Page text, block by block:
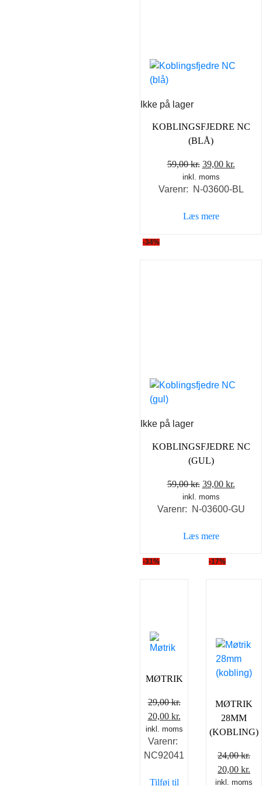
Ikke på lager
KOBLINGSFJEDRE NC
(BLÅ)
59,00kr. Den
oprindelige
pris
59,00 kr..
39,00 kr.Den
pris
inkl. moms
Varenr: N-03600-BL
Læs mere
-34%
Ikke på lager
KOBLINGSFJEDRE NC
(GUL)
59,00kr. Den
oprindelige
pris
59,00 kr..
39,00 kr.
pris
inkl. moms
Varenr: N-03600-GU
Læs mere
-31%
MØTRIK
29,00kr.
Den
oprindelige
pris
var:
20,00 kr.
aktuelle
er:
inkl. moms
Varenr:
NC92041
Tilføj til
-17%
MØTRIK
28MM
(KOBLING)
24,00kr.
Den
20,00 kr.
inkl. moms